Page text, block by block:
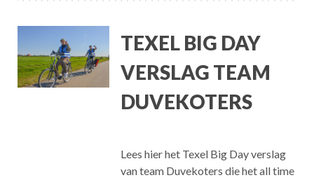
TEXEL BIG DAY
VERSLAG TEAM
DUVEKOTERS
Lees hier het Texel Big Day verslag
van team Duvekoters die het all time